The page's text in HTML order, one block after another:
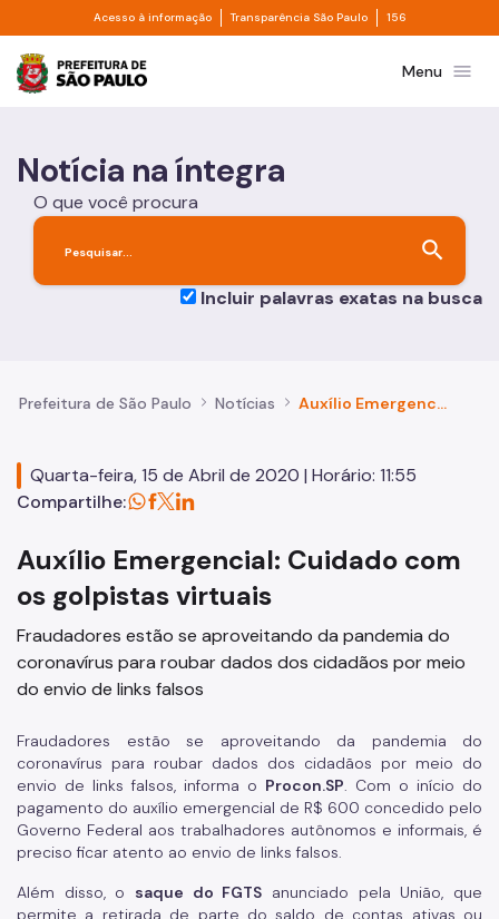
Pular para o Conteúdo principal
Acesso à informação Divisor de acesso à informação
Transparência São Paulo Divisor de
156
Prefeitura de São PauloMenu menu
Notícia na íntegra
O que você procura
search
Incluir palavras exatas na busca
Prefeitura de São Paulo Notícias Auxílio Emergencial: Cuidado com os golpistas virtuais
Quarta-feira, 15 de Abril de 2020 | Horário: 11:55
Compartilhe:
Auxílio Emergencial: Cuidado com
os golpistas virtuais
Fraudadores estão se aproveitando da pandemia do
coronavírus para roubar dados dos cidadãos por meio
do envio de links falsos
Fraudadores estão se aproveitando da pandemia do
coronavírus para roubar dados dos cidadãos por meio do
envio de links falsos, informa o Procon.SP. Com o início do
pagamento do auxílio emergencial de R$ 600 concedido pelo
Governo Federal aos trabalhadores autônomos e informais, é
preciso ficar atento ao envio de links falsos.
Além disso, o saque do FGTS anunciado pela União, que
permite a retirada de parte do saldo de contas ativas ou